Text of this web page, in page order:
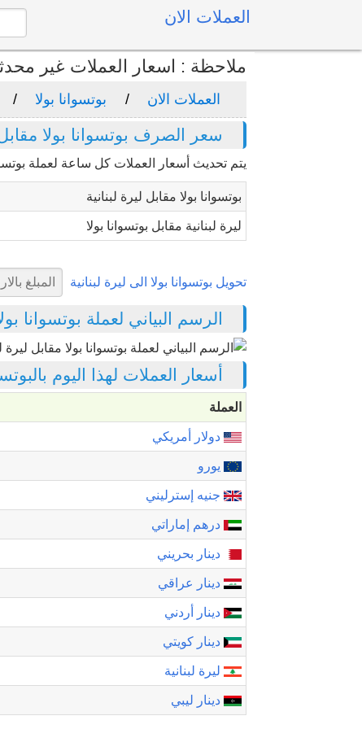
العملات الان
ملاحظة : اسعار العملات غير
العملات الان بوتسوانا بولا
سعر الصرف بوتسوانا بولا مقابل
يتم تحديث أسعار العملات كل ساعة لعملة
بوتسوانا بولا مقابل ليرة لبنانية
ليرة لبنانية مقابل بوتسوانا بولا
تحويل بوتسوانا بولا الى ليرة لبنانية
الرسم البياني لعملة بوتسوانا بولا
أسعار العملات لهذا اليوم
العملة
دولار أمريكي
يورو
جنيه إسترليني
درهم إماراتي
دينار بحريني
دينار عراقي
دينار أردني
دينار كويتي
ليرة لبنانية
دينار ليبي